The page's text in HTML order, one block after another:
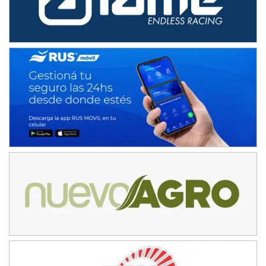
KDO - F6
Ciudad de Trenque Lauquen (Asfalto)
ENTRERRIANO - F6 (POSTERGADA)
Parque de la Velocidad (Asfalto)
Villaguay (Entre Ríos)
VICTORIENSE - F7
El Cerro (Tierra)
Victoria (Entre Ríos)
PATAGONICO - F6
Juventud Unida (Tierra)
NORESTE SANTAFESINO - F6